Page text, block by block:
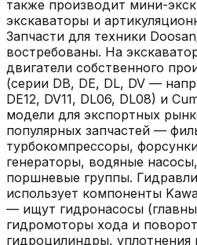
также производит мини-
экскаваторы и
Запчасти для техники
востребованы. На
двигатели собственного
(серии DB, DE, DL, DV —
DE12, DV11, DL06, DL08) и
модели для экспортных
популярных запчастей —
турбокомпрессоры,
генераторы, водяные
поршневые группы.
использует компоненты
— ищут гидронасосы
гидромоторы хода и
гидроцилиндры, уплотнения